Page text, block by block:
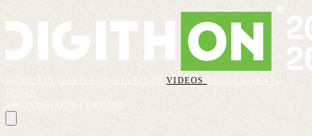
VIDEOS
REGOLAMENTO